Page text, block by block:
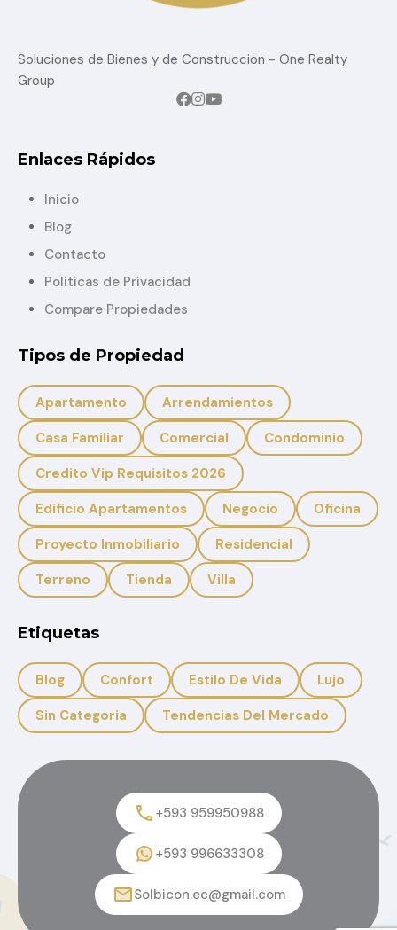
Soluciones de Bienes y de Construccion - One Realty
Group
Enlaces Rápidos
Inicio
Blog
Contacto
Politicas de Privacidad
Compare Propiedades
Tipos de Propiedad
Apartamento
Arrendamientos
Casa Familiar
Comercial
Condominio
Credito Vip Requisitos 2026
Edificio Apartamentos
Negocio
Oficina
Proyecto Inmobiliario
Residencial
Terreno
Tienda Villa
Etiquetas
Blog Confort Estilo De Vida
Lujo
Sin Categoria
Tendencias Del Mercado
+593 959950988
+593 996633308
Solbicon.ec@gmail.com